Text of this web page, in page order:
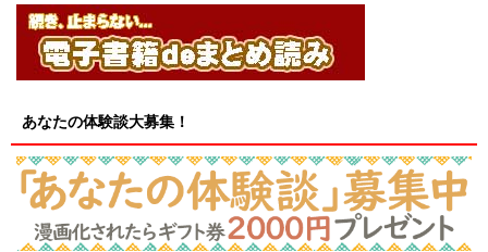
あなたの体験談大募集！